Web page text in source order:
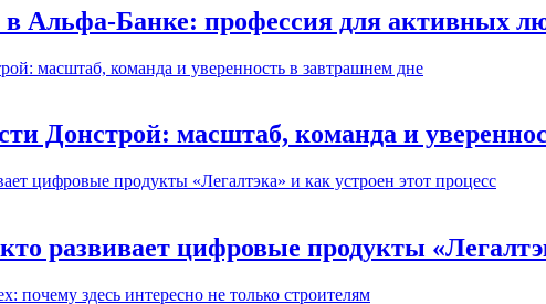
Альфа-Банке: профессия для активных
Донстрой: масштаб, команда и
развивает цифровые продукты